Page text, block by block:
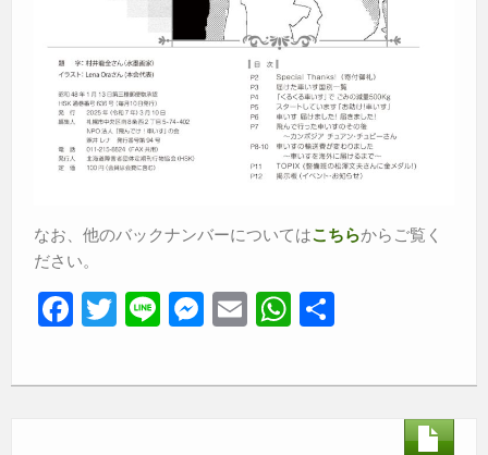
なお、他のバックナンバーについてはこちらからご覧く
ださい。
F
a
c
T
wi
tt
Li
n
e
M
e
ss
E
m
ail
W
h
at